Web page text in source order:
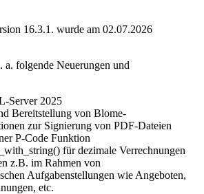
16.3.1. wurde am 02.07.2026
a. folgende Neuerungen und
Server 2025
Bereitstellung von Blome-
zur Signierung von PDF-Dateien
P-Code Funktion
für dezimale Verrechnungen
z.B. im Rahmen von
Aufgabenstellungen wie Angeboten,
etc.